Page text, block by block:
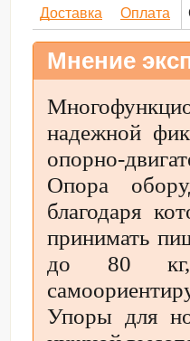
Доставка Оплата
Мнение
надежной
опорно-
Опора
благодаря
принимать
до 80 кг,
Упоры для